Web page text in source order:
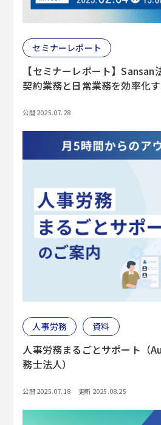
セミナーレポート
【セミナーレポート】Sansan
契約業務と日常業務を効率化
公開 2025.07.28
人事労務 資料
人事労務まるごとサポート（
務士法人）
公開 2025.07.18 更新 2025.08.25